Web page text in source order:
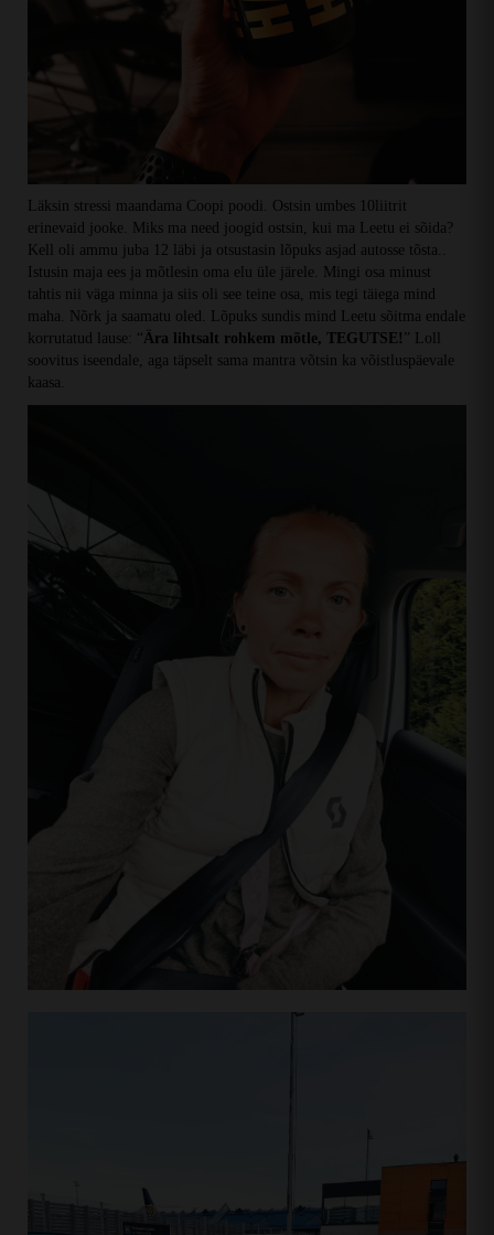
Läksin stressi maandama Coopi poodi. Ostsin umbes 10liitrit
erinevaid jooke. Miks ma need joogid ostsin, kui ma Leetu ei sõida?
Kell oli ammu juba 12 läbi ja otsustasin lõpuks asjad autosse tõsta..
Istusin maja ees ja mõtlesin oma elu üle järele. Mingi osa minust
tahtis nii väga minna ja siis oli see teine osa, mis tegi täiega mind
maha. Nõrk ja saamatu oled. Lõpuks sundis mind Leetu sõitma endale
korrutatud lause: “Ära lihtsalt rohkem mõtle, TEGUTSE! ” Loll
soovitus iseendale, aga täpselt sama mantra võtsin ka võistluspäevale
kaasa.